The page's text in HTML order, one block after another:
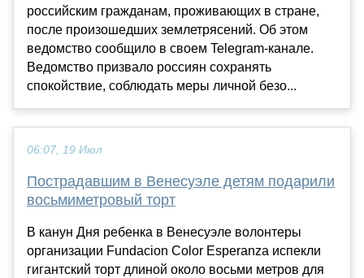
российским гражданам, проживающих в стране,
после произошедших землетрясений. Об этом
ведомство сообщило в своем Telegram-канале.
Ведомство призвало россиян сохранять
спокойствие, соблюдать меры личной безо...
06:07, 19 Июл
Пострадавшим в Венесуэле детям подарили
восьмиметровый торт
В канун Дня ребенка в Венесуэле волонтеры
организации Fundacion Color Esperanza испекли
гигантский торт длиной около восьми метров для